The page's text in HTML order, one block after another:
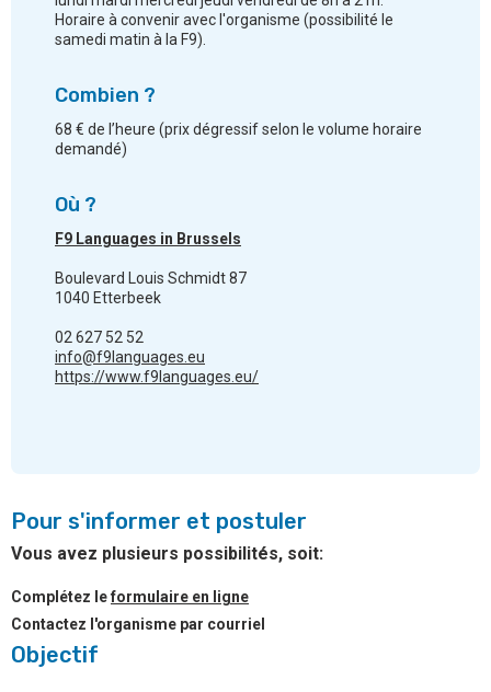
Objectif
Horaire à convenir avec l'organisme (possibilité le
samedi matin à la F9).
Combien ?
68 € de l’heure (prix dégressif selon le volume horaire
demandé)
Où ?
F9 Languages in Brussels
Boulevard Louis Schmidt 87
1040 Etterbeek
02 627 52 52
info@f9languages.eu
https://www.f9languages.eu/
Pour s'informer et postuler
Vous avez plusieurs possibilités, soit:
Complétez leformulaire en ligne
Contactez l'organisme par courriel